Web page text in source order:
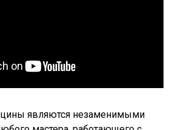
являются незаменимыми